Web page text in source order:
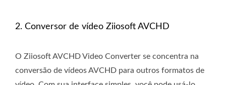
2. Conversor de vídeo Ziiosoft AVCHD
O Ziiosoft AVCHD Video Converter se concentra na
conversão de vídeos AVCHD para outros formatos de